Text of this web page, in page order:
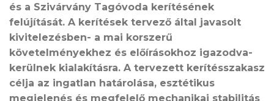
és a Szivárvány Tagóvoda kerítésének
felújítását. A kerítések tervező által javasolt
kivitelezésben- a mai korszerű
követelményekhez és előírásokhoz igazodva-
kerülnek kialakításra. A tervezett kerítésszakasz
célja az ingatlan határolása, esztétikus
megjelenés és megfelelő mechanikai stabilitás